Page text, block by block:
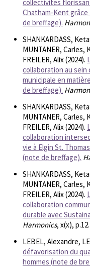
collectivités
Chatham-Kent grâce
de breffage).
SHANKARDASS,
MUNTANER, Carles,
FREILER, Alix (2024).
collaboration au sein
municipale en
de breffage).
SHANKARDASS,
MUNTANER, Carles,
FREILER, Alix (2024).
collaboration
vie à Elgin St.
(note de breffage).
SHANKARDASS,
MUNTANER, Carles,
FREILER, Alix (2024).
collaboration
durable avec
Harmonics, x(x), p.12.
LEBEL, Alexandre,
défavorisation du
hommes (note de